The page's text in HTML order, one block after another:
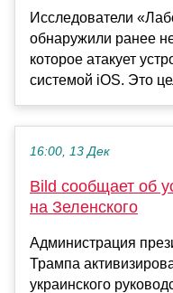
Исследователи
обнаружили ранее
которое атакует
системой iOS. Это
16:00, 13 Дек
Bild сообщает об
на Зеленского
Администрация
Трампа
украинского